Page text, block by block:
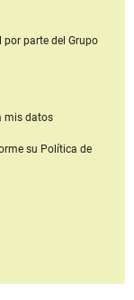
por parte del Grupo
mis datos
su Política de